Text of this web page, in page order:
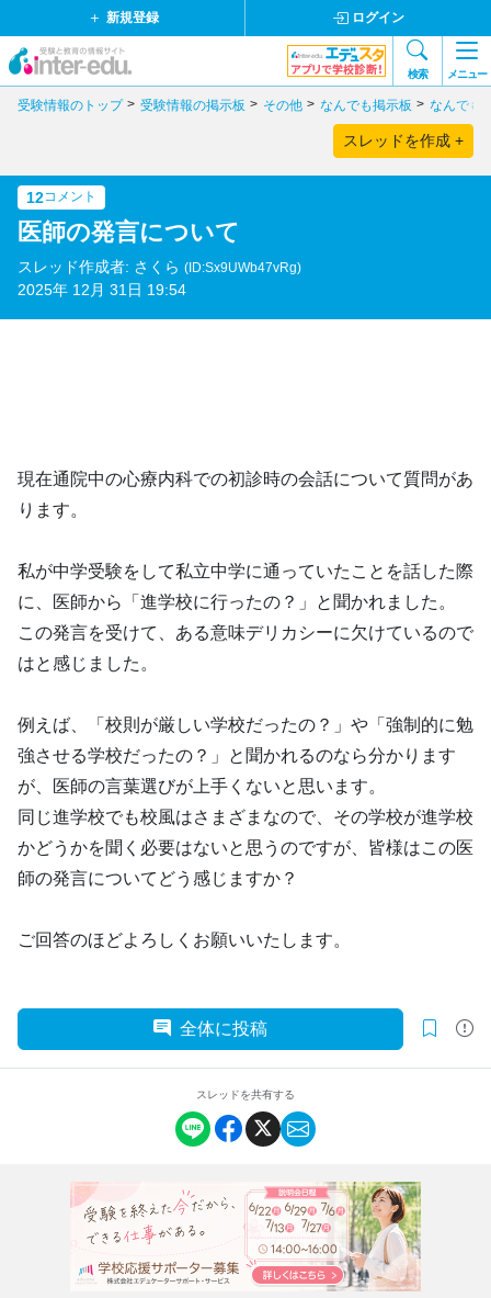
新規登録 ログイン
検索 メニュー
受験情報のトップ 受験情報の掲示板 その他 なんでも掲示板 なんでも
スレッドを作成 +
12コメント
医師の発言について
スレッド作成者: さくら (ID:Sx9UWb47vRg)
2025年 12月 31日 19:54
現在通院中の心療内科での初診時の会話について質問があ
ります。
私が中学受験をして私立中学に通っていたことを話した際
に、医師から「進学校に行ったの？」と聞かれました。
この発言を受けて、ある意味デリカシーに欠けているので
はと感じました。
例えば、「校則が厳しい学校だったの？」や「強制的に勉
強させる学校だったの？」と聞かれるのなら分かります
が、医師の言葉選びが上手くないと思います。
同じ進学校でも校風はさまざまなので、その学校が進学校
かどうかを聞く必要はないと思うのですが、皆様はこの医
師の発言についてどう感じますか？
ご回答のほどよろしくお願いいたします。
全体に投稿
スレッドを共有する